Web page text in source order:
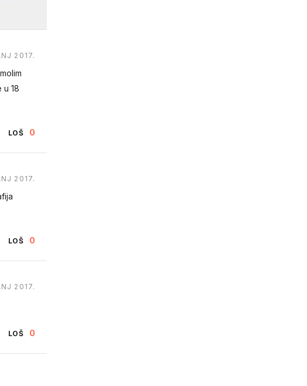
2017.
u 18
LOŠ 0
2017.
LOŠ 0
2017.
LOŠ 0